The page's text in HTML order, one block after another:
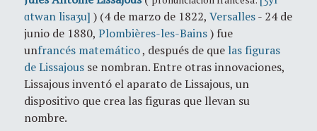
ɑtwan lisaʒu] ) (4 de marzo de 1822, Versalles- 24 de
junio de 1880, Plombières-les-Bains) fue
unfrancés matemático, después de que las figuras
de Lissajous se nombran. Entre otras innovaciones,
Lissajous inventó el aparato de Lissajous, un
dispositivo que crea las figuras que llevan su
nombre.